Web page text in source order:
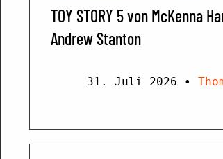
TOY STORY 5 von McKenna
Andrew Stanton
31. Juli 2026 •